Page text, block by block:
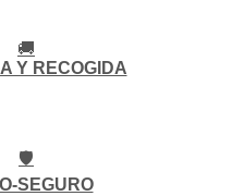
🚚
Y RECOGIDA
🛡️
SEGURO